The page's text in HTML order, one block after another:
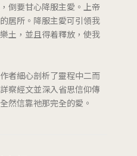
倒要甘心降服主愛。上帝
居所。降服主愛可引領我
土，並且得着釋放，使我
細心剖析了靈程中二而
察經文並深入省思信仰傳
然信靠祂那完全的愛。